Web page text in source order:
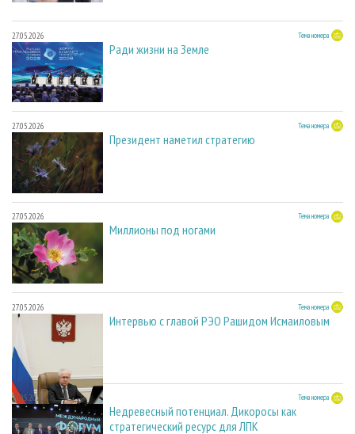
27.05.2026 Тема номера
Ради жизни на Земле
27.05.2026 Тема номера
Президент наметил стратегию
27.05.2026 Тема номера
Миллионы под ногами
27.05.2026 Тема номера
Интервью с главой РЭО Рашидом Исмаиловым
27.05.2026 Тема номера
Недревесный потенциал. Дикоросы как
стратегический ресурс для ЛПК